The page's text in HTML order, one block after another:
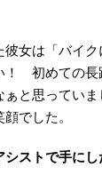
彼女は「バイ
初めての長
ぁと思ってい
でした。
ストで手にし